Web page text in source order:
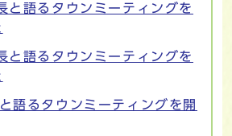
語るタウンミーティングを
語るタウンミーティングを
るタウンミーティングを開